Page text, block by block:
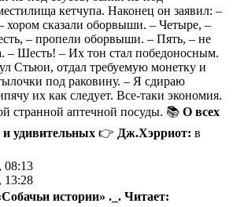
кетчупа. Наконец он заявил: –
хором сказали оборвыши. – Четыре, –
– пропели оборвыши. – Пять, – не
– Шесть! – Их тон стал победоносным.
Стьюи, отдал требуемую монетку и
под раковину. – Я сдираю
их как следует. Все-таки экономия.
странной аптечной посуды. 📚 О всех
и удивительных 👉 Дж.Хэрриот: в
08:13
13:28
истории» ._. Читает: